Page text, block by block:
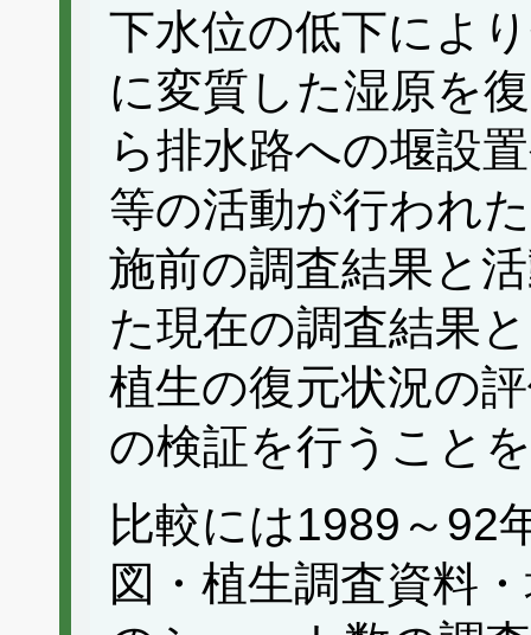
下水位の低下によ
に変質した湿原を
ら排水路への堰設
等の活動が行われ
施前の調査結果と
た現在の調査結果
植生の復元状況の
の検証を行うこと
比較には1989～92
図・植生調査資料